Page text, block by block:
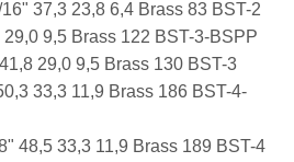
37,3 23,8 6,4 Brass 83 BST-2
9,5 Brass 122 BST-3-BSPP
29,0 9,5 Brass 130 BST-3
33,3 11,9 Brass 186 BST-4-
48,5 33,3 11,9 Brass 189 BST-4